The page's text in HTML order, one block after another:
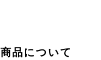
商品について